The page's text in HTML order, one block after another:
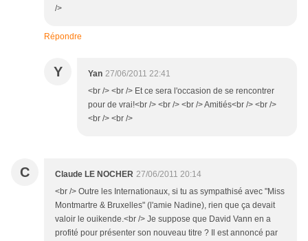
/>
Répondre
Y Yan 27/06/2011 22:41
<br /> <br /> Et ce sera l'occasion de se rencontrer
pour de vrai!<br /> <br /> <br /> Amitiés<br /> <br />
<br /> <br />
C Claude LE NOCHER 27/06/2011 20:14
<br /> Outre les Internationaux, si tu as sympathisé avec "Miss
Montmartre & Bruxelles" (l'amie Nadine), rien que ça devait
valoir le ouikende.<br /> Je suppose que David Vann en a
profité pour présenter son nouveau titre ? Il est annoncé par